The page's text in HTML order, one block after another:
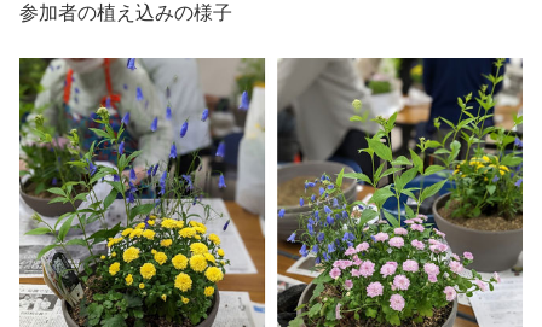
参加者の植え込みの様子